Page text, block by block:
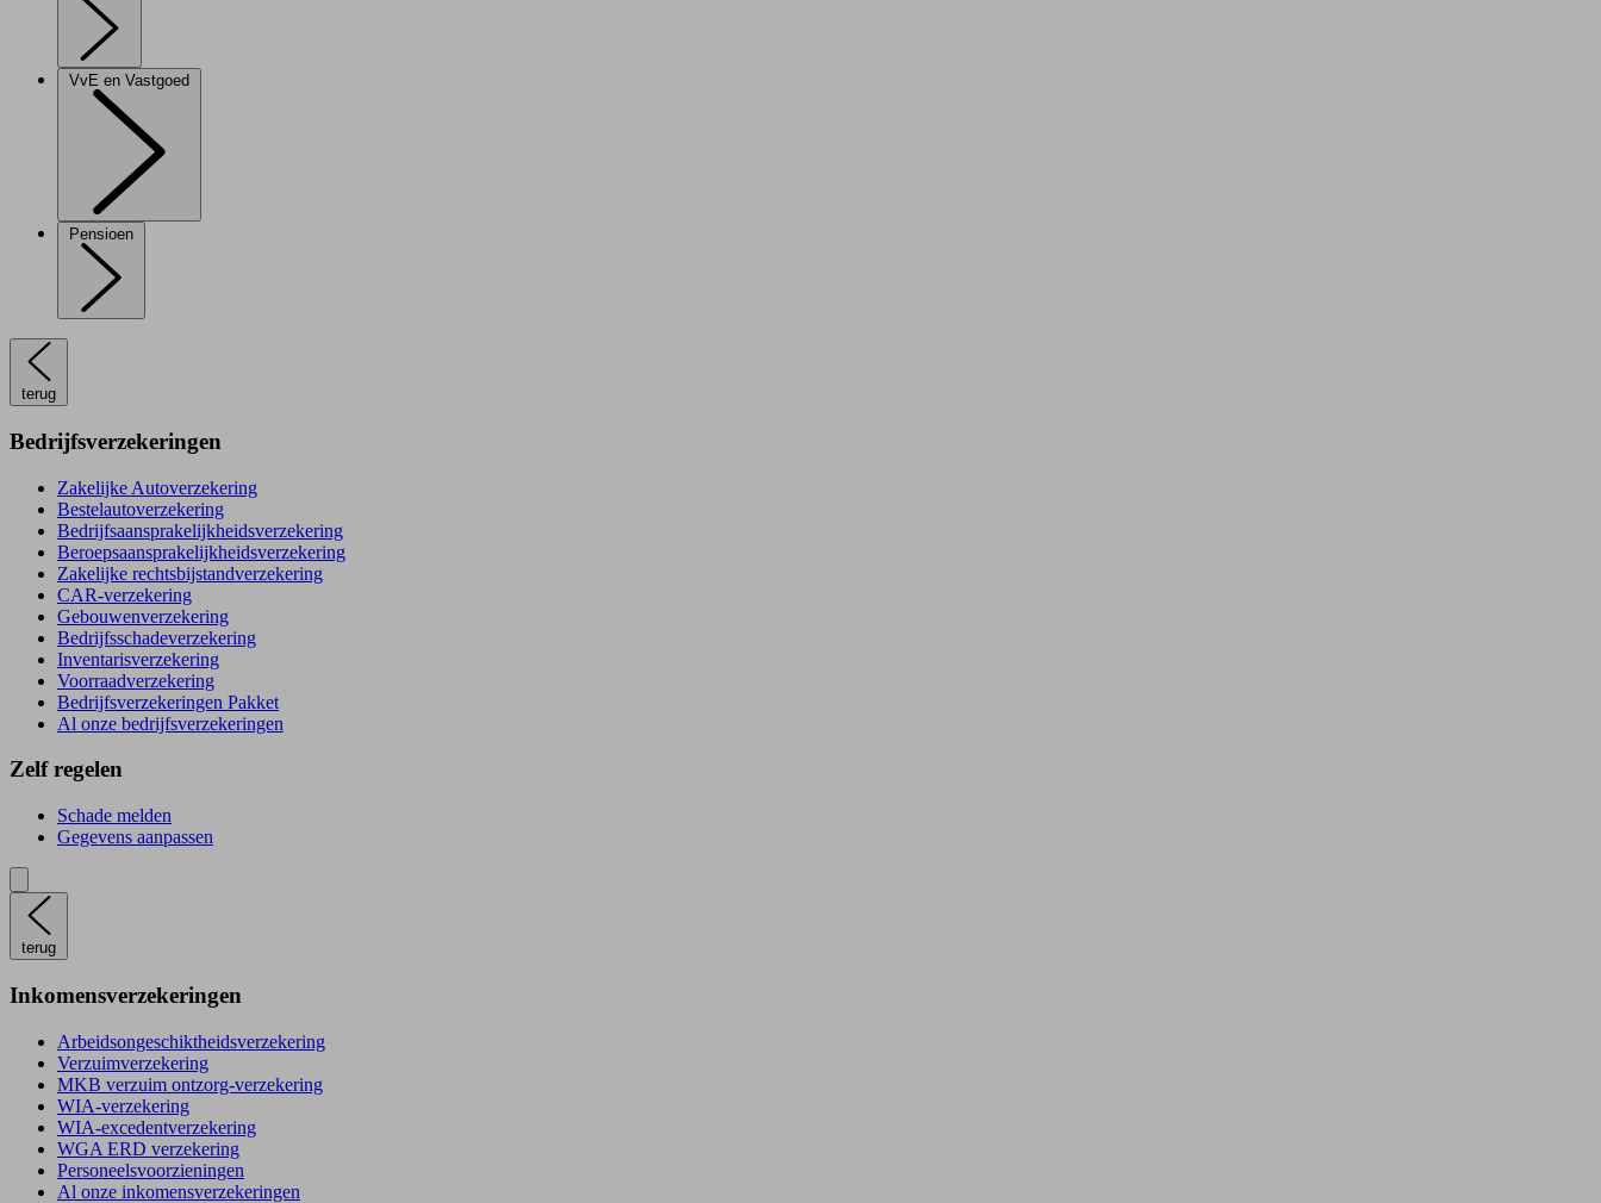
VvE en Vastgoed
Pensioen
terug
Bedrijfsverzekeringen
Zakelijke Autoverzekering
Bestelautoverzekering
Bedrijfsaansprakelijkheidsverzekering
Beroepsaansprakelijkheidsverzekering
Zakelijke rechtsbijstandverzekering
CAR-verzekering
Gebouwenverzekering
Bedrijfsschadeverzekering
Inventarisverzekering
Voorraadverzekering
Bedrijfsverzekeringen Pakket
Al onze bedrijfsverzekeringen
Zelf regelen
Schade melden
Gegevens aanpassen
terug
Inkomensverzekeringen
Arbeidsongeschiktheidsverzekering
Verzuimverzekering
MKB verzuim ontzorg-verzekering
WIA-verzekering
WIA-excedentverzekering
WGA ERD verzekering
Personeelsvoorzieningen
Al onze inkomensverzekeringen